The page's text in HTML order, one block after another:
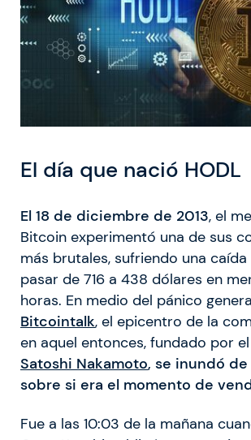
El día que nació HODL
El 18 de diciembre de 2013, el
Bitcoin experimentó una de sus
más brutales, sufriendo una caída
pasar de 716 a 438 dólares en
horas. En medio del pánico
Bitcointalk, el epicentro de la
en aquel entonces, fundado por
Satoshi Nakamoto, se inundó
sobre si era el momento de
Fue a las 10:03 de la mañana